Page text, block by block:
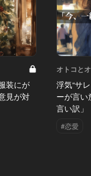
装にが
見が対
オトコと
浮気“サ
ーが言
言い訳」
#恋愛